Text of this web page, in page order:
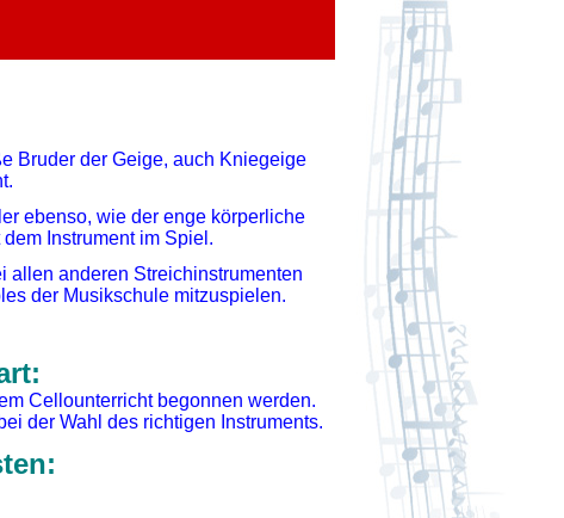
Bruder der Geige, auch Kniegeige
ebenso, wie der enge körperliche
Instrument im Spiel.
allen anderen Streichinstrumenten
der Musikschule mitzuspielen.
Cellounterricht begonnen werden.
der Wahl des richtigen Instruments.